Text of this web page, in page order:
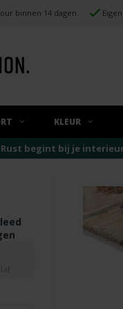
binnen 14 dagen.
KLEUR
Rust begint bij je